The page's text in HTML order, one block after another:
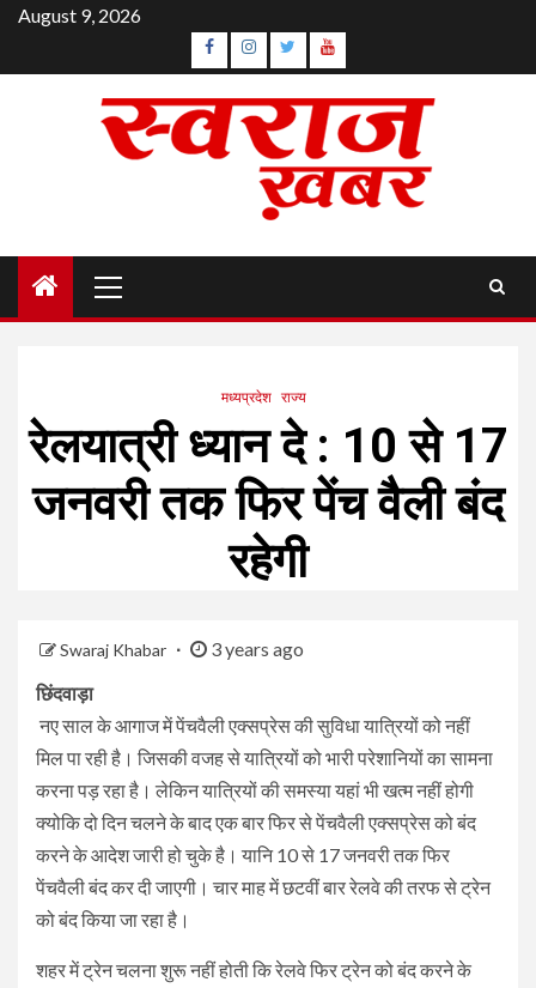
Skip
content
August 9, 2026
Facebook
Instagram
TwitterYouTube
Menu
मध्यप्रदेश राज्य
रेलयात्री ध्यान दे : 10 से 17
जनवरी तक फिर पेंच वैली बंद
रहेगी
Swaraj Khabar
3 years ago
छिंदवाड़ा
नए साल के आगाज में पेंचवैली एक्सप्रेस की सुविधा यात्रियों को नहीं
मिल पा रही है। जिसकी वजह से यात्रियों को भारी परेशानियों का सामना
करना पड़ रहा है। लेकिन यात्रियों की समस्या यहां भी खत्म नहीं होगी
क्योकि दो दिन चलने के बाद एक बार फिर से पेंचवैली एक्सप्रेस को बंद
करने के आदेश जारी हो चुके है। यानि 10 से 17 जनवरी तक फिर
पेंचवैली बंद कर दी जाएगी। चार माह में छटवीं बार रेलवे की तरफ से ट्रेन
को बंद किया जा रहा है।
शहर में ट्रेन चलना शुरू नहीं होती कि रेलवे फिर ट्रेन को बंद करने के